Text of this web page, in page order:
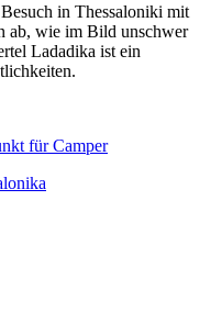
in Thessaloniki mit
ab, wie im Bild unschwer
Ladadika ist ein
für Camper